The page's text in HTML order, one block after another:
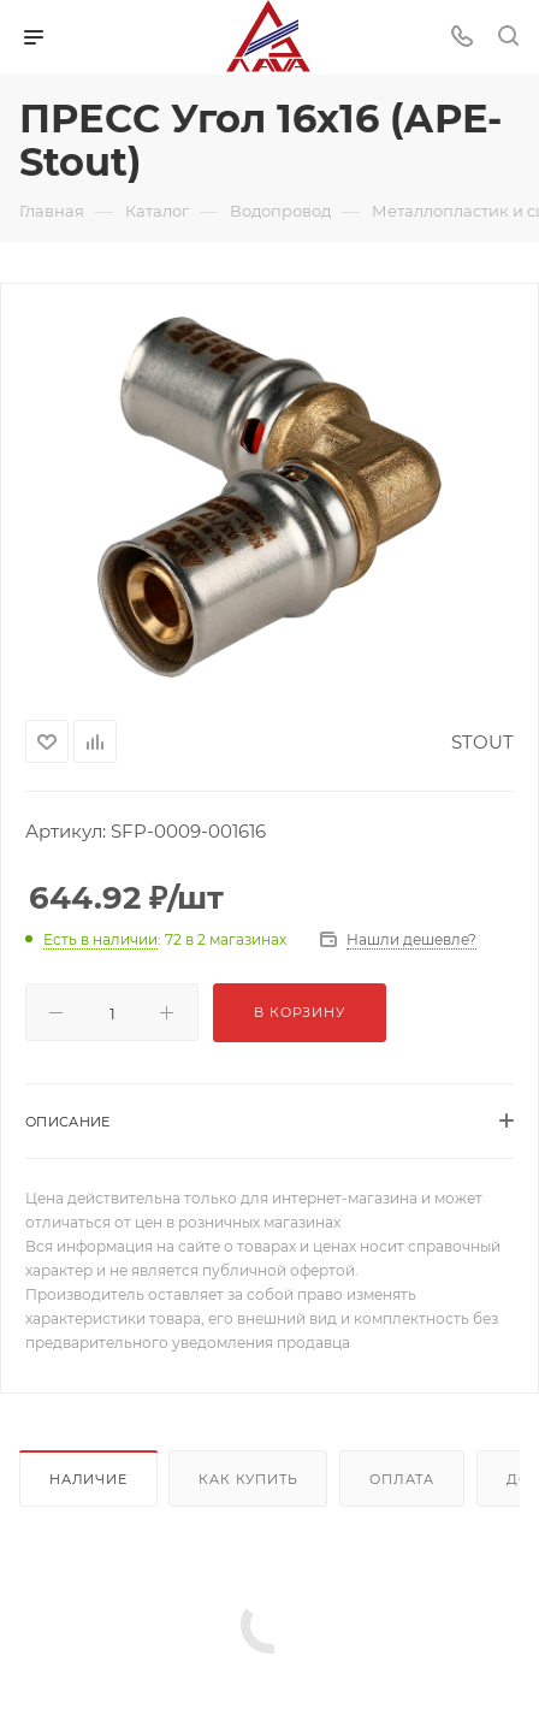
ПРЕСС Угол 16х16 (АРЕ-
Stout)
Главная — Каталог — Водопровод — Металлопластик и
STOUT
Артикул: SFP-0009-001616
644.92 ₽/шт
Есть в наличии: 72 в 2 магазинах Нашли дешевле?
В КОРЗИНУ
ОПИСАНИЕ
Цена действительна только для интернет-магазина и может
отличаться от цен в розничных магазинах
Вся информация на сайте о товарах и ценах носит справочный
характер и не является публичной офертой.
Производитель оставляет за собой право изменять
характеристики товара, его внешний вид и комплектность без
предварительного уведомления продавца
НАЛИЧИЕ КАК КУПИТЬ ОПЛАТА